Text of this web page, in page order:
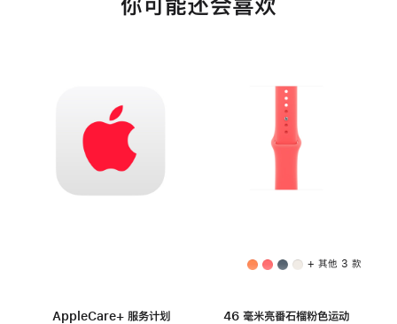
AppleCare+ 服务计划
+ 其他 3 款
46 毫米亮番石榴粉色运动